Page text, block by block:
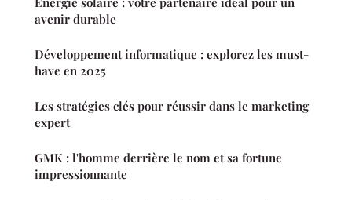
avenir durable
Développement informatique : explorez les must-
have en 2025
Les stratégies clés pour réussir dans le marketing
expert
GMK : l'homme derrière le nom et sa fortune
impressionnante